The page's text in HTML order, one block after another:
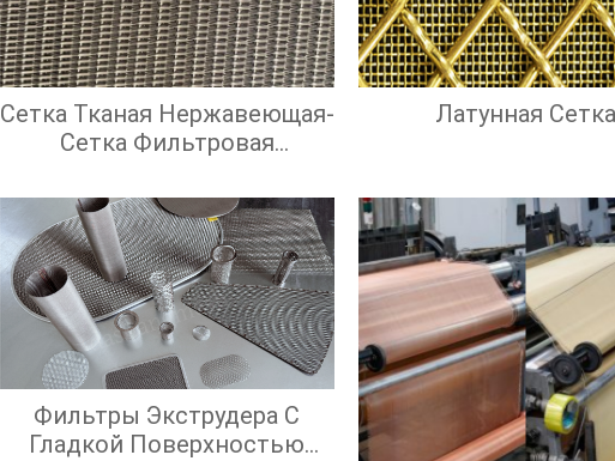
Сетка Тканая Нержавеющая-
Сетка Фильтровая
Латунная Сетка
Фильтры Экструдера С
Гладкой Поверхностью